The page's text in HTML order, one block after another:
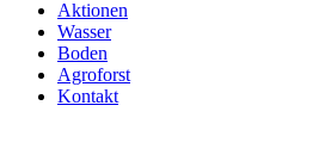
Aktionen
Wasser
Boden
Agroforst
Kontakt